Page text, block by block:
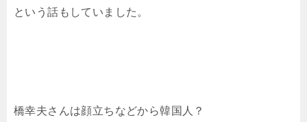
という話もしていました。
橋幸夫さんは顔立ちなどから韓国人？